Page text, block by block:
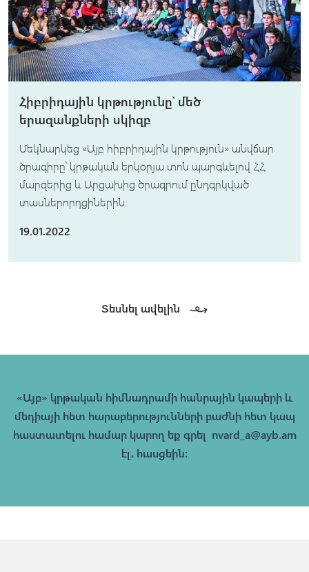
Հիբրիդային կրթությունը՝ մեծ
երազանքների սկիզբ
Մեկնարկեց «Այբ հիբրիդային կրթություն» անվճար
ծրագիրը՝ կրթական երկօրյա տոն պարգևելով ՀՀ
մարզերից և Արցախից ծրագրում ընդգրկված
տասներորդցիներին։
19.01.2022
Տեսնել ավելին
«Այբ» կրթական հիմնադրամի հանրային կապերի և
մեդիայի հետ հարաբերությունների բաժնի հետ կապ
հաստատելու համար կարող եք գրել nvard_a@ayb.am
էլ․ հասցեին։